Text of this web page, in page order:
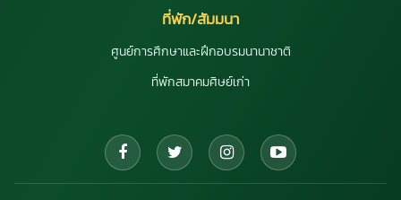
ที่พัก/สัมมนา
ศูนย์การศึกษาและฝึกอบรมนานาชาติ
ที่พักสมาคมศิษย์เก่า